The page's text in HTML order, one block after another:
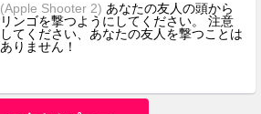
(Apple Shooter 2) あなたの友人の頭から
リンゴを撃つようにしてください。 注意
してください、あなたの友人を撃つことは
ありません！